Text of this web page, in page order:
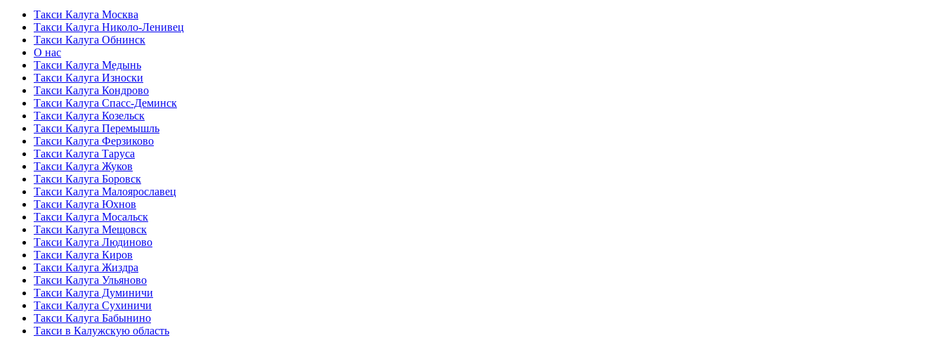
Такси Калуга Москва
Такси Калуга Николо-Ленивец
Такси Калуга Обнинск
О нас
Такси Калуга Медынь
Такси Калуга Износки
Такси Калуга Кондрово
Такси Калуга Спасс-Деминск
Такси Калуга Козельск
Такси Калуга Перемышль
Такси Калуга Ферзиково
Такси Калуга Таруса
Такси Калуга Жуков
Такси Калуга Боровск
Такси Калуга Малоярославец
Такси Калуга Юхнов
Такси Калуга Мосальск
Такси Калуга Мещовск
Такси Калуга Людиново
Такси Калуга Киров
Такси Калуга Жиздра
Такси Калуга Ульяново
Такси Калуга Думиничи
Такси Калуга Сухиничи
Такси Калуга Бабынино
Такси в Калужскую область